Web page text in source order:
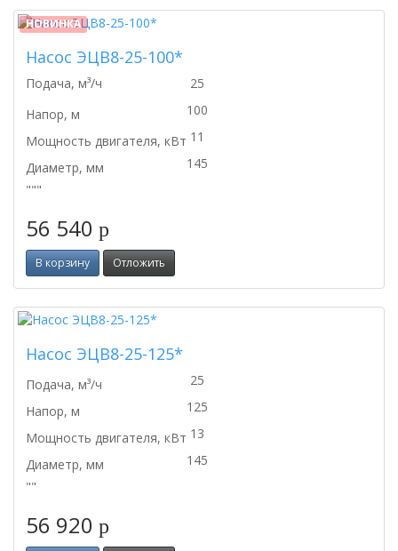
НОВИНКА
Насос ЭЦВ8-25-100*
Подача, м³/ч
25
Напор, м
100
Мощность двигателя, кВт 11
Диаметр, мм
145
"""
56 540 p
В корзину Отложить
Насос ЭЦВ8-25-125*
Подача, м³/ч
25
Напор, м
125
Мощность двигателя, кВт 13
Диаметр, мм
145
""
56 920 p